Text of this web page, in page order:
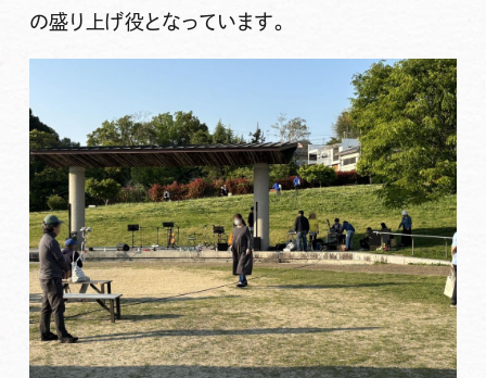
の盛り上げ役となっています。